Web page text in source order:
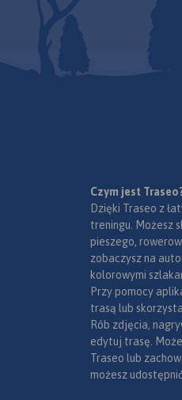
Czym jest
Dzięki Traseo z
treningu. Możesz
pieszego,
zobaczysz na
kolorowymi
Przy pomocy
trasą lub
Rób zdjęcia,
edytuj trasę.
Traseo lub
możesz